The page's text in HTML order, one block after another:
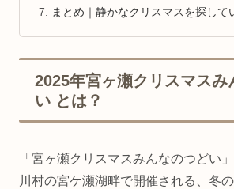
まとめ｜静かなクリスマスを探して
2025年宮ヶ瀬クリスマスみ
い とは？
「宮ヶ瀬クリスマスみんなのつどい
川村の宮ケ瀬湖畔で開催される、冬